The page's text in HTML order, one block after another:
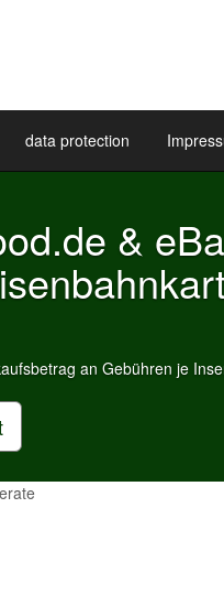
data protection
&
an Gebühren je